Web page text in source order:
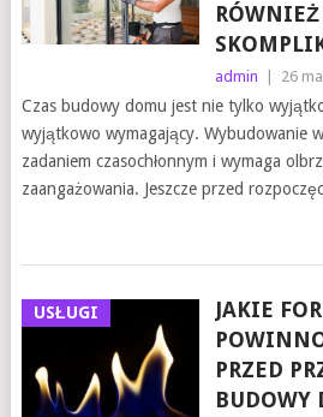
admin 26
Czas budowy domu jest nie tylko
wyjątkowo wymagający. Wybudowanie
zadaniem czasochłonnym i wymaga
zaangażowania. Jeszcze przed
USŁUGI
JAKIE
PRZED
BUDOWY